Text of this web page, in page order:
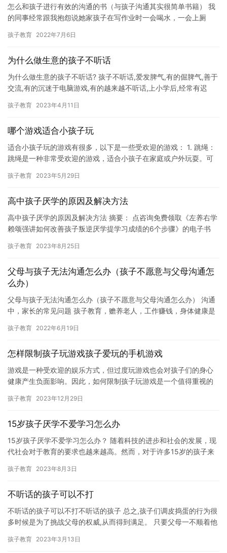
怎么和孩子进行有效的沟通的书（与孩子沟通其实很简单书籍） 我
的同事经常跟我抱怨说她家孩子在写作业时一会喝水，一会上厕
孩子，…
孩子教育 2022年7月6日
为什么做生意的孩子不听话
为什么做生意的孩子不听话? 孩子不听话,爱发脾气,有的倔脾气,善于
交流,有的沉迷于电脑游戏,有的越来越不听话,上小学后,经常有迟
孩子教育 2023年4月11日
哪个游戏适合小孩子玩
适合小孩子玩的游戏有很多，以下是一些受欢迎的游戏： 1. 跳绳：
跳绳是一种非常受欢迎的游戏，适合小孩子在家庭或户外玩耍。可
孩子教育 2023年5月29日
高中孩子厌学的原因及解决方法
高中孩子厌学的原因及解决方法 摘要： 点咨询免费领取《左养右学
赖颂强讲如何改善孩子叛逆厌学提学习成绩的6个步骤》的电子书
孩子教育 2023年8月25日
父母与孩子无法沟通怎么办（孩子不愿意与父母沟通怎
么办）
父母与孩子无法沟通怎么办（孩子不愿意与父母沟通怎么办） 沟通
中，家长的常见问题 孩子教育，赡养老人，工作赚钱，身体健康是
个…
孩子教育 2022年6月19日
怎样限制孩子玩游戏孩子爱玩的手机游戏
游戏是一种受欢迎的娱乐方式，但过度玩游戏也会对孩子们的身心
健康产生负面影响。因此，如何限制孩子玩游戏是一个值得重视的
孩子更…
孩子教育 2023年12月29日
15岁孩子厌学不爱学习怎么办
15岁孩子厌学不爱学习怎么办？ 随着科技的进步和社会的发展，现
代社会对于教育的要求也越来越高。然而，对于许多15岁的孩子来
孩子教育 2023年8月3日
不听话的孩子可以不打
不听话的孩子可以不打不听话的孩子 总之,孩子们调皮捣蛋的行为很
多时候是为了挑战父母的权威,从而得到满足。 只要父母一不顺着他
孩子教育 2023年3月13日